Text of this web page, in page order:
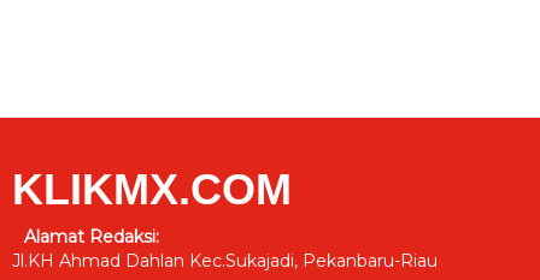
KLIKMX.COM
Alamat Redaksi:
Jl.KH Ahmad Dahlan Kec.Sukajadi, Pekanbaru-Riau